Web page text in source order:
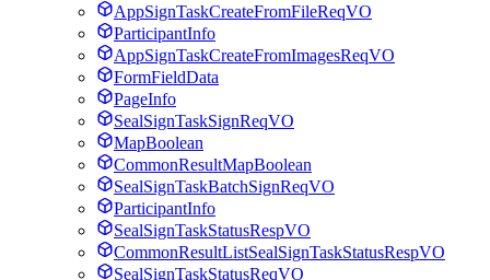
AppSignTaskCreateFromFileReqVO
ParticipantInfo
AppSignTaskCreateFromImagesReqVO
FormFieldData
PageInfo
SealSignTaskSignReqVO
MapBoolean
CommonResultMapBoolean
SealSignTaskBatchSignReqVO
ParticipantInfo
SealSignTaskStatusRespVO
CommonResultListSealSignTaskStatusRespVO
SealSignTaskStatusReqVO